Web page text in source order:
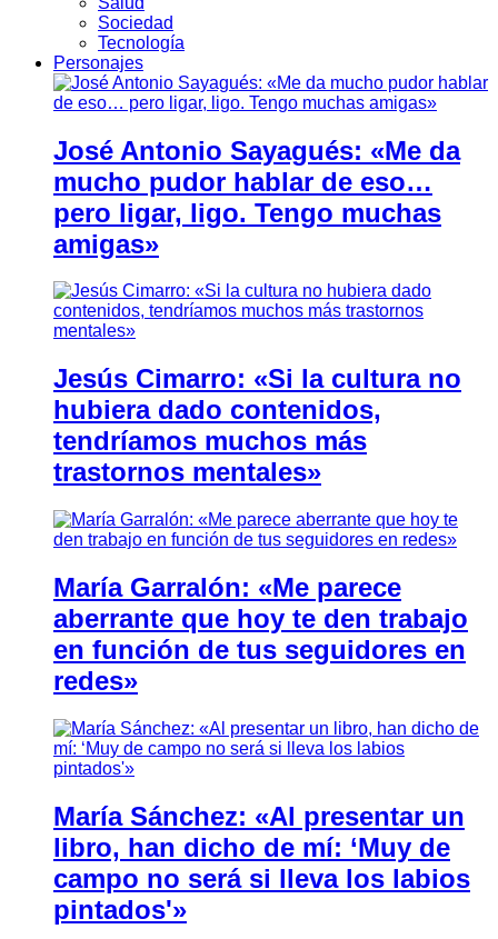
Sociedad
Tecnología
Personajes
José Antonio Sayagués: «Me da
mucho pudor hablar de eso…
pero ligar, ligo. Tengo muchas
amigas»
Jesús Cimarro: «Si la cultura no
hubiera dado contenidos,
tendríamos muchos más
trastornos mentales»
María Garralón: «Me parece
aberrante que hoy te den trabajo
en función de tus seguidores en
redes»
María Sánchez: «Al presentar un
libro, han dicho de mí: ‘Muy de
campo no será si lleva los labios
pintados'»